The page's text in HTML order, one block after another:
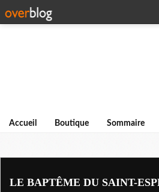
Accueil Boutique Sommaire
LE BAPTÊME DU SAINT-